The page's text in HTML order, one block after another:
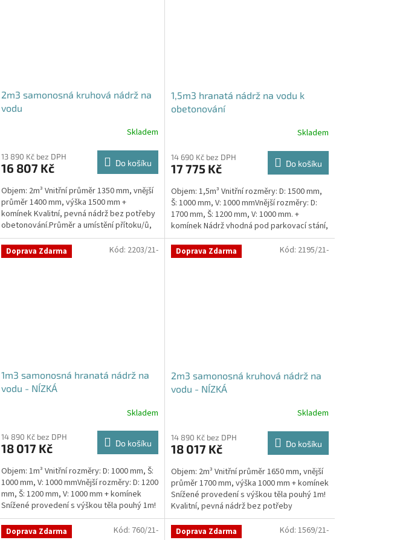
2m3 samonosná kruhová nádrž na
vodu
Skladem
13 890 Kč bez DPH
16 807 Kč Do košíku
Objem: 2m³ Vnitřní průměr 1350 mm, vnější
průměr 1400 mm, výška 1500 mm +
komínek Kvalitní, pevná nádrž bez potřeby
obetonování.Průměr a umístění přítoku/ů,
odtoku/ů apod....
1,5m3 hranatá nádrž na vodu k
obetonování
Skladem
14 690 Kč bez DPH
17 775 Kč Do košíku
Objem: 1,5m³ Vnitřní rozměry: D: 1500 mm,
Š: 1000 mm, V: 1000 mmVnější rozměry: D:
1700 mm, Š: 1200 mm, V: 1000 mm. +
komínek Nádrž vhodná pod parkovací stání,
komunikace i...
Doprava Zdarma
1m3 samonosná hranatá nádrž na
vodu - NÍZKÁ
produktu
je
z
5
hvězdiček.
Skladem
14 890 Kč bez DPH
18 017 Kč Do košíku
Objem: 1m³ Vnitřní rozměry: D: 1000 mm, Š:
1000 mm, V: 1000 mmVnější rozměry: D: 1200
mm, Š: 1200 mm, V: 1000 mm + komínek
Snížené provedení s výškou těla pouhý 1m!
Kvalitní,...
Kód: 2203/21- Doprava Zdarma
2m3 samonosná kruhová nádrž na
vodu - NÍZKÁ
Skladem
14 890 Kč bez DPH
18 017 Kč Do košíku
Objem: 2m³ Vnitřní průměr 1650 mm, vnější
průměr 1700 mm, výška 1000 mm + komínek
Snížené provedení s výškou těla pouhý 1m!
Kvalitní, pevná nádrž bez potřeby
obetonování Průměr...
Kód: 2195/21-
Doprava Zdarma Kód: 760/21- Doprava Zdarma Kód: 1569/21-